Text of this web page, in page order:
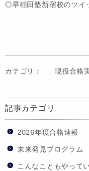
◎早稲田塾新宿校のツイ
カテゴリ： 現役合格
記事カテゴリ
2026年度合格速報
未来発見プログラム
こんなこともやって